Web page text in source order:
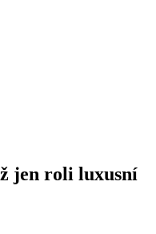
jen roli luxusní